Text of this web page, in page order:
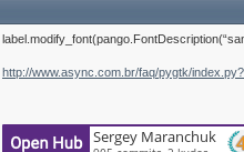
http://www.async.com.br/faq/pygtk/